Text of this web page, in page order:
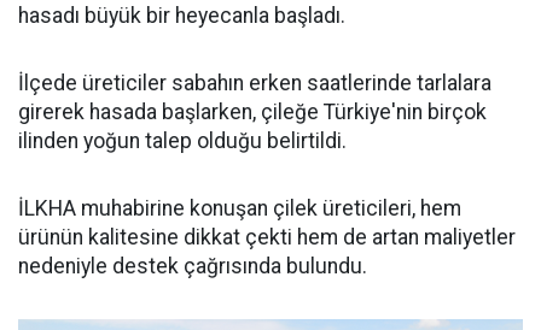
hasadı büyük bir heyecanla başladı.
İlçede üreticiler sabahın erken saatlerinde tarlalara
girerek hasada başlarken, çileğe Türkiye'nin birçok
ilinden yoğun talep olduğu belirtildi.
İLKHA muhabirine konuşan çilek üreticileri, hem
ürünün kalitesine dikkat çekti hem de artan maliyetler
nedeniyle destek çağrısında bulundu.